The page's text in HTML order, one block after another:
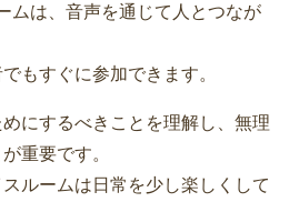
ムは、音声を通じて人とつなが
もすぐに参加できます。
にするべきことを理解し、無理
重要です。
ルームは日常を少し楽しくして